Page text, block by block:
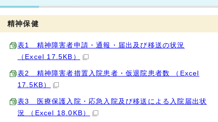
精神保健
表1 精神障害者申請・通報・届出及び移送の状況
（Excel 17.5KB）
表2 精神障害者措置入院患者・仮退院患者数 （Excel
17.5KB）
表3 医療保護入院・応急入院及び移送による入院届出状
況 （Excel 18.0KB）